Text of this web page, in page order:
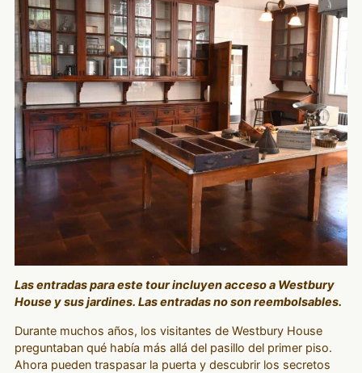
Las entradas para este tour incluyen acceso a Westbury
House y sus jardines. Las entradas no son reembolsables.
Durante muchos años, los visitantes de Westbury House
preguntaban qué había más allá del pasillo del primer piso.
Ahora pueden traspasar la puerta y descubrir los secretos